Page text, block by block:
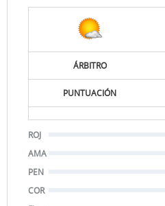
ÁRBITRO
PUNTUACIÓN
ROJ
AMA
PEN
COR